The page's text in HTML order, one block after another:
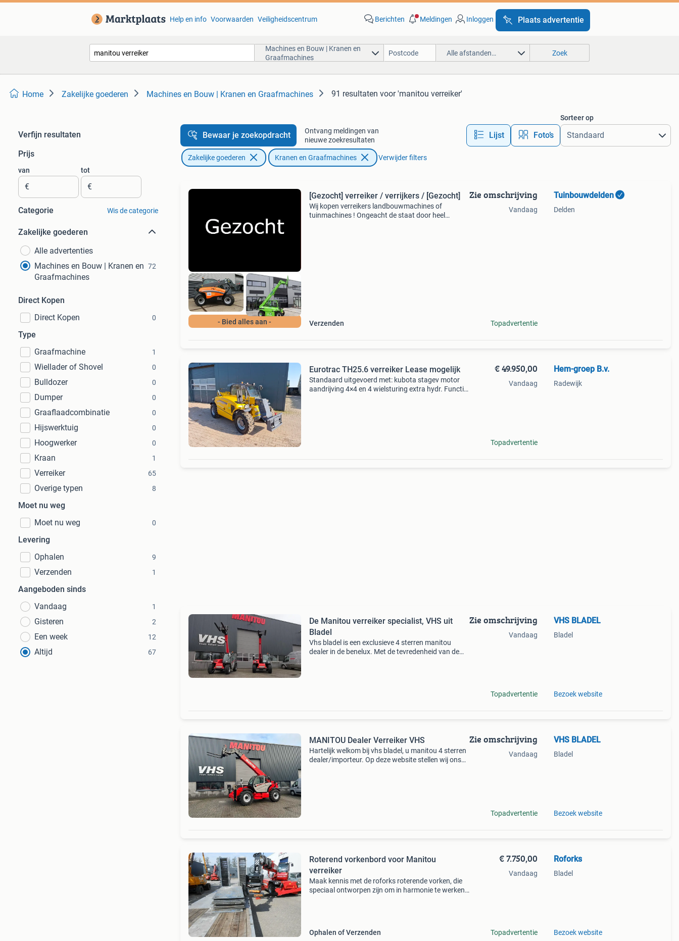
Help en info Voorwaarden Veiligheidscentrum Berichten Meldingen Inloggen Plaats advertentie
Machines en Bouw | Kranen en
Graafmachines
Alle afstanden… Zoek
Home Zakelijke goederen Machines en Bouw | Kranen en Graafmachines 91 resultaten voor 'manitou verreiker'
Verfijn resultaten
Prijs
van
€
tot
€
Categorie Wis de categorie
Zakelijke goederen
Alle advertenties
Machines en Bouw | Kranen en
Graafmachines
72
Direct Kopen
Direct Kopen
0
Type
Graafmachine
1
Wiellader of Shovel 0
Bulldozer 0
Dumper 0
Graaflaadcombinatie 0
Hijswerktuig 0
Hoogwerker 0
Kraan 1
Verreiker 65
Overige typen 8
Moet nu weg
Moet nu weg
0
Levering
Ophalen
9
Verzenden 1
Aangeboden sinds
Vandaag
1
Gisteren 2
Een week 12
Altijd 67
Bewaar je zoekopdracht
Ontvang meldingen van
nieuwe zoekresultaten
Lijst Foto’s
Sorteer op
Zakelijke goederen Kranen en Graafmachines Verwijder filters
- Bied alles aan -
[Gezocht] verreiker / verrijkers / [Gezocht]
Wij kopen verreikers landbouwmachines of
tuinmachines ! Ongeacht de staat door heel
Verzenden
Zie omschrijving
Vandaag
Topadvertentie
Tuinbouwdelden
Delden
Eurotrac TH25.6 verreiker Lease mogelijk
Standaard uitgevoerd met: kubota stagev motor
aandrijving 4×4 en 4 wielsturing extra hydr. Functie
€ 49.950,00
Vandaag
Topadvertentie
Hem-groep B.v.
Radewijk
De Manitou verreiker specialist, VHS uit
Bladel
Vhs bladel is een exclusieve 4 sterren manitou
dealer in de benelux. Met de tevredenheid van de
Zie omschrijving
Vandaag
Topadvertentie
VHS BLADEL
Bladel
Bezoek website
MANITOU Dealer Verreiker VHS
Hartelijk welkom bij vhs bladel, u manitou 4 sterren
dealer/importeur. Op deze website stellen wij ons
Zie omschrijving
Vandaag
Topadvertentie
VHS BLADEL
Bladel
Bezoek website
Roterend vorkenbord voor Manitou
verreiker
Maak kennis met de roforks roterende vorken, die
speciaal ontworpen zijn om in harmonie te werken
Ophalen of Verzenden
€ 7.750,00
Vandaag
Topadvertentie
Roforks
Bladel
Bezoek website